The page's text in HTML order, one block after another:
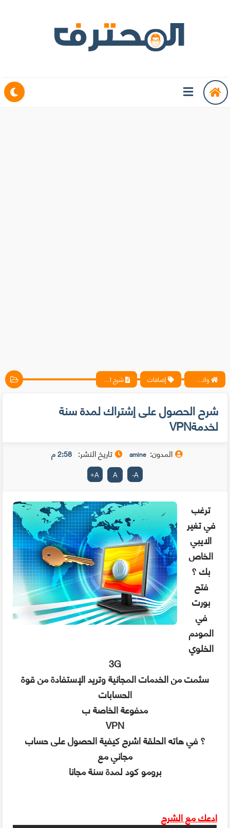
واتس آب ، فيسبوك ، أنترنت ، شروحات تقنية حصرية - المحترف إضافات شرح الحصول على إشتراك لمدة سنة لخدمةVPN
شرح الحصول على إشتراك لمدة سنة
لخدمةVPN
المدون: amine تاريخ النشر: 2:58 م
A
-
A
A
+
ترغب
في تغير
الايبي
الخاص
بك ؟
فتح
بورت
في
المودم
الخلوي
3G
سئمت من الخدمات المجانية وتريد الإستفادة من قوة
الحسابات
مدفوعة الخاصة ب
VPN
؟ في هاته الحلقة اشرح كيفية الحصول على حساب
مجاني مع
برومو كود لمدة سنة مجانا
ادعك مع الشرح